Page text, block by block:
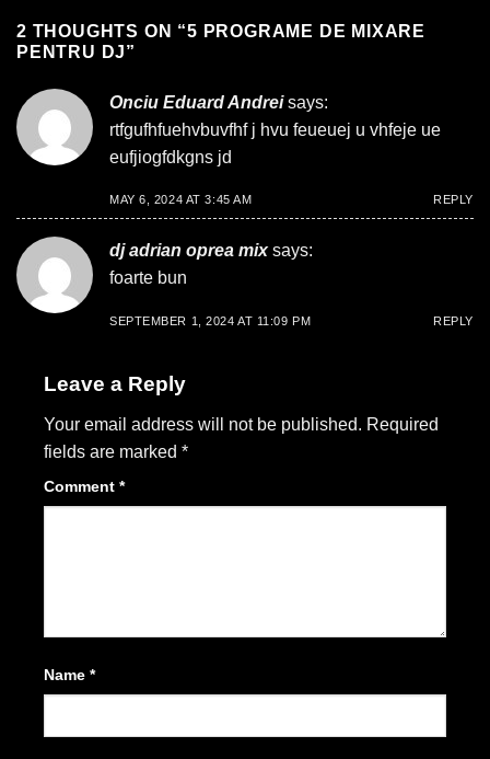
2 THOUGHTS ON “5 PROGRAME DE MIXARE
PENTRU DJ”
Onciu Eduard Andrei says:
rtfgufhfuehvbuvfhf j hvu feueuej u vhfeje ue
eufjiogfdkgns jd
MAY 6, 2024 AT 3:45 AM REPLY
dj adrian oprea mix says:
foarte bun
SEPTEMBER 1, 2024 AT 11:09 PM REPLY
Leave a Reply
Your email address will not be published. Required
fields are marked *
Comment *
Name *